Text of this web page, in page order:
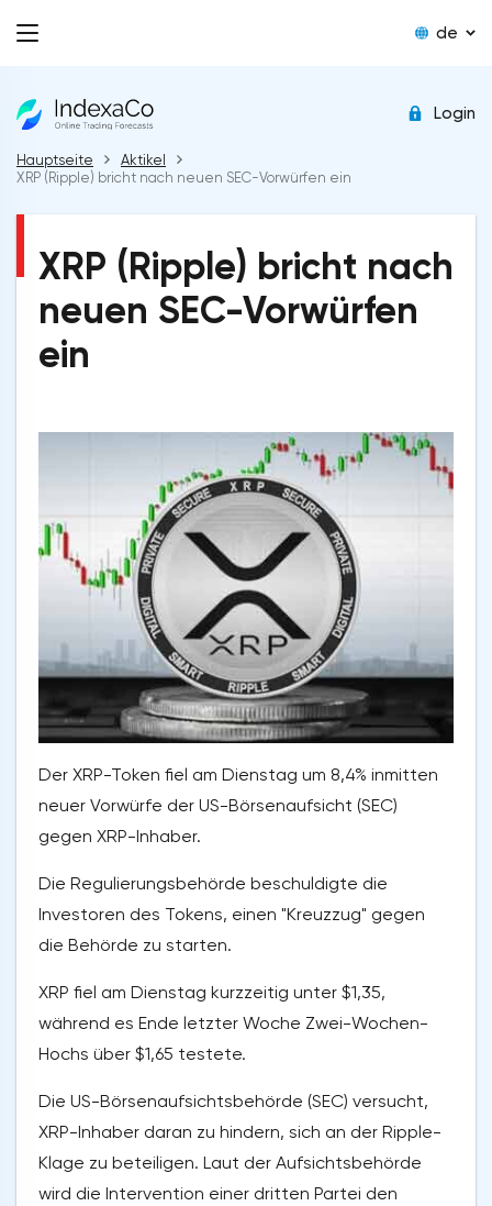
de
Login
Hauptseite
Aktikel
XRP (Ripple) bricht nach neuen SEC-Vorwürfen ein
XRP (Ripple) bricht nach
neuen SEC-Vorwürfen
ein
Der XRP-Token fiel am Dienstag um 8,4% inmitten
neuer Vorwürfe der US-Börsenaufsicht (SEC)
gegen XRP-Inhaber.
Die Regulierungsbehörde beschuldigte die
Investoren des Tokens, einen "Kreuzzug" gegen
die Behörde zu starten.
XRP fiel am Dienstag kurzzeitig unter $1,35,
während es Ende letzter Woche Zwei-Wochen-
Hochs über $1,65 testete.
Die US-Börsenaufsichtsbehörde (SEC) versucht,
XRP-Inhaber daran zu hindern, sich an der Ripple-
Klage zu beteiligen. Laut der Aufsichtsbehörde
wird die Intervention einer dritten Partei den